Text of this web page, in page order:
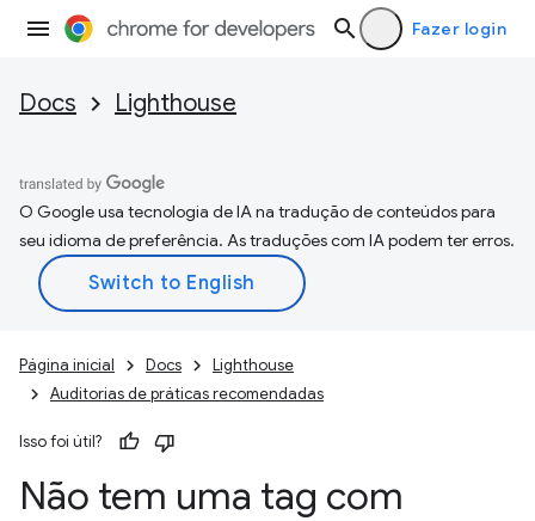
Fazer login
Docs Lighthouse
O Google usa tecnologia de IA na tradução de conteúdos para
seu idioma de preferência. As traduções com IA podem ter erros.
Página inicial Docs
Lighthouse
Auditorias de práticas recomendadas
Isso foi útil?
Não tem uma tag com